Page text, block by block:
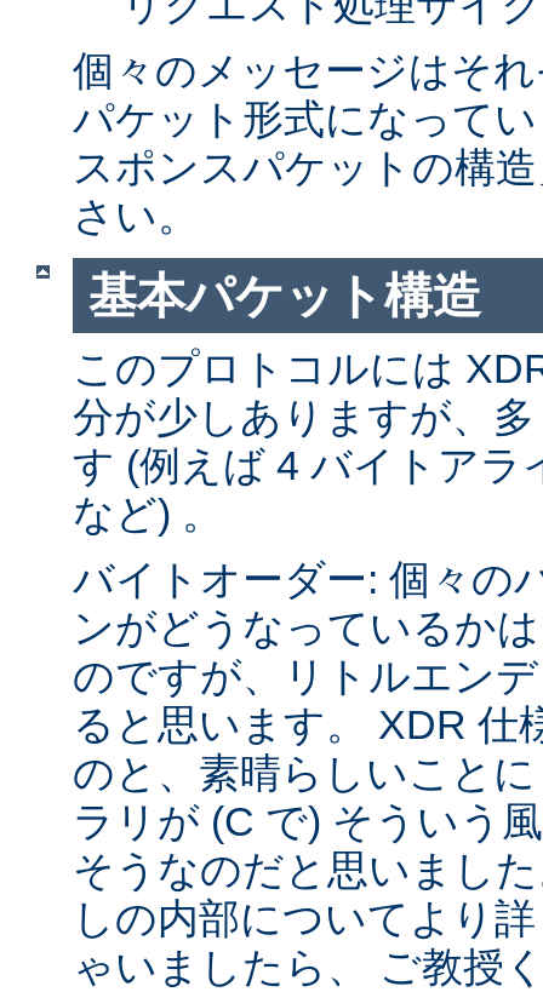
個々のメッセージはそ
パケット形式になって
スポンスパケットの構
さい。
基本パケット構造
このプロトコルには
分が少しありますが、
す (例えば 4 バイトアラ
など) 。
バイトオーダー: 個々の
ンがどうなっているか
のですが、リトルエン
ると思います。 XDR 仕
のと、素晴らしいこと
ラリが (C で) そういう
そうなのだと思いまし
しの内部についてより
ゃいましたら、 ご教授